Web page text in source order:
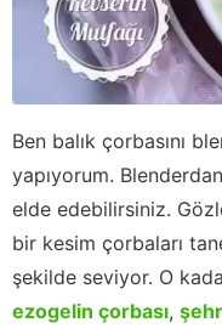
Ben balık çorbasını
yapıyorum.
elde edebilirsiniz.
bir kesim çorbaları
şekilde seviyor. O
ezogelin çorbası,